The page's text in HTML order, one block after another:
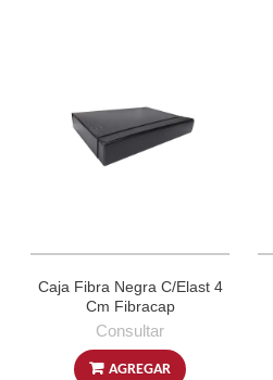
Caja Fibra Negra C/Elast 4
Cm Fibracap
Consultar
AGREGAR